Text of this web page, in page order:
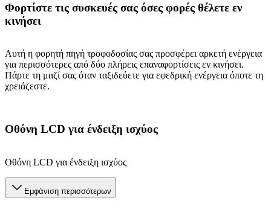
Φορτίστε τις συσκευές σας όσες φορές θέλετε εν
κινήσει
Αυτή η φορητή πηγή τροφοδοσίας σας προσφέρει αρκετή ενέργεια
για περισσότερες από δύο πλήρεις επαναφορτίσεις εν κινήσει.
Πάρτε τη μαζί σας όταν ταξιδεύετε για εφεδρική ενέργεια όποτε τη
χρειάζεστε.
Οθόνη LCD για ένδειξη ισχύος
Οθόνη LCD για ένδειξη ισχύος
Εμφάνιση περισσότερων